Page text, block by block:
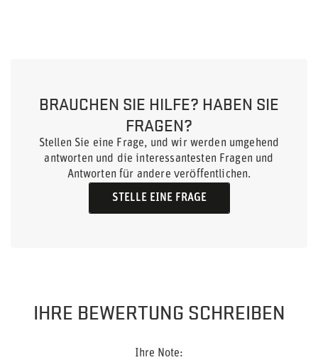
BRAUCHEN SIE HILFE? HABEN SIE
FRAGEN?
Stellen Sie eine Frage, und wir werden umgehend
antworten und die interessantesten Fragen und
Antworten für andere veröffentlichen.
STELLE EINE FRAGE
IHRE BEWERTUNG SCHREIBEN
Ihre Note: